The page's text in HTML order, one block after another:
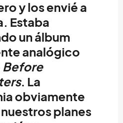
y los envié a
Estaba
un álbum
analógico
Before
. La
obviamente
planes